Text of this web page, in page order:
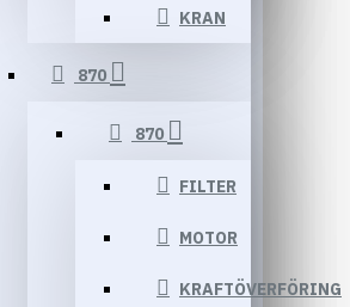
KRAN
870
870
FILTER
MOTOR
KRAFTÖVERFÖRING